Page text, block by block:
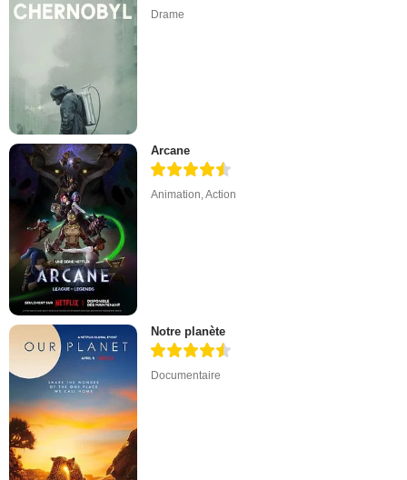
Drame
Arcane
Animation,Action
Notre planète
Documentaire